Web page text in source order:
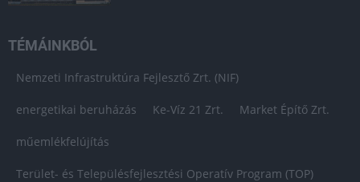
TÉMÁINKBÓL
Nemzeti Infrastruktúra Fejlesztő Zrt. (NIF)
energetikai beruházás Ke-Víz 21 Zrt. Market Építő Zrt.
műemlékfelújítás
Terület- és Településfejlesztési Operatív Program (TOP)